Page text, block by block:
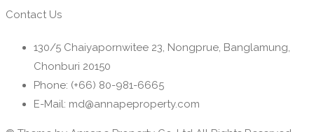
Contact Us
130/5 Chaiyapornwitee 23, Nongprue, Banglamung,
Chonburi 20150
Phone: (+66) 80-981-6665
E-Mail: md@annapeproperty.com